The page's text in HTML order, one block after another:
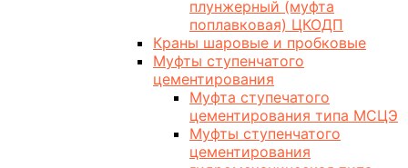
плунжерный (муфта
поплавковая) ЦКОДП
Краны шаровые и пробковые
Муфты ступенчатого
цементирования
Муфта ступечатого
цементирования типа МСЦЭ
Муфты ступенчатого
цементирования